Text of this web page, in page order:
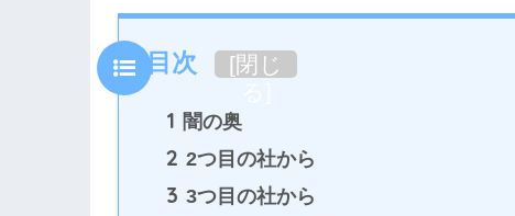
目次 [閉じ
1 闇の奥
2 2つ目の社から
3 3つ目の社から